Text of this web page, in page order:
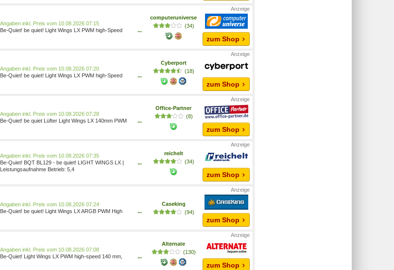
Preis vom 10.08.2026 07:15
Be-Quiet! be quiet! Light Wings LX PWM high-Speed
...
computeruniverse
(34)
zum Shop
Preis vom 10.08.2026 07:20
Be-Quiet! be quiet! Light Wings LX PWM high-Speed
...
Cyberport
(18)
zum Shop
Preis vom 10.08.2026 07:28
Be-Quiet! be quiet Lüfter Light Wings LX 140mm PWM
...
Office-Partner
(8)
zum Shop
Preis vom 10.08.2026 07:35
Be-Quiet! BQT BL129 - be quiet! LIGHT WINGS LX |
140mm PWM high-speed
...
Leistungsaufnahme Betrieb: 5,4
reichelt
(34)
zum Shop
Preis vom 10.08.2026 07:24
Be-Quiet! be quiet! Light Wings LX ARGB PWM High
...
Caseking
(94)
zum Shop
Preis vom 10.08.2026 07:08
Be-Quiet! Light Wings LX PWM high-speed 140 mm,
...
Alternate
(130)
zum Shop